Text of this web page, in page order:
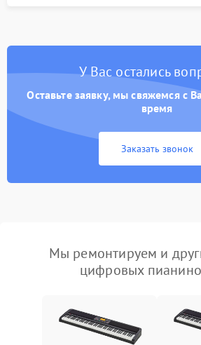
У Вас остались
Оставьте заявку, мы свяжемся с
время
Заказать звонок
Мы ремонтируем и
цифровых